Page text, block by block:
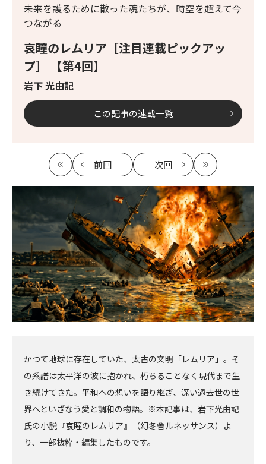
哀瞳のレムリア［注目連載ピックアッ
プ］ 【第4回】
岩下 光由記
未来を護るために散った魂たちが、時空を超えて今
つながる
この記事の連載一覧
最
初
前回
記
事
次回
記
事
へ
最
新
かつて地球に存在していた、太古の文明「レムリア」。そ
の系譜は太平洋の波に抱かれ、朽ちることなく現代まで生
き続けてきた。平和への想いを語り継ぎ、深い過去世の世
界へといざなう愛と調和の物語。※本記事は、岩下光由記
氏の小説『哀瞳のレムリア』（幻冬舎ルネッサンス）よ
り、一部抜粋・編集したものです。